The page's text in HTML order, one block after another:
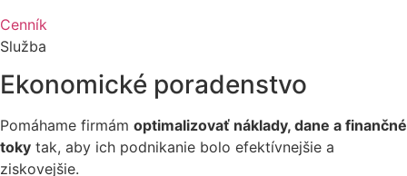
Cenník
Služba
Ekonomické poradenstvo
Pomáhame firmám optimalizovať náklady, dane a finančné
toky tak, aby ich podnikanie bolo efektívnejšie a
ziskovejšie.